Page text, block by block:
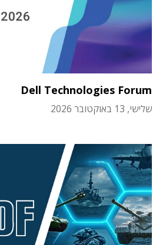
Dell Technologies Forum
שלישי, 13 באוקטובר 2026